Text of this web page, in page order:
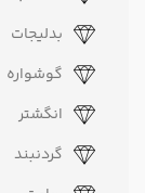
بدلیجات
گوشواره
انگشتر
گردنبند